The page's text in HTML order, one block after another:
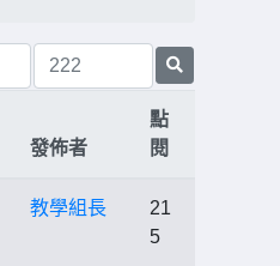
發佈者
點
閱
教學組長
21
5